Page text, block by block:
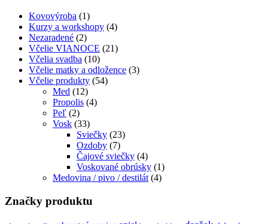
Kovovýroba (1)
Kurzy a workshopy (4)
Nezaradené (2)
Včelie VIANOCE (21)
Včelia svadba (10)
Včelie matky a odložence (3)
Včelie produkty (54)
Med (12)
Propolis (4)
Peľ (2)
Vosk (33)
Sviečky (23)
Ozdoby (7)
Čajové sviečky (4)
Voskované obrúsky (1)
Medovina / pivo / destilát (4)
Značky produktu